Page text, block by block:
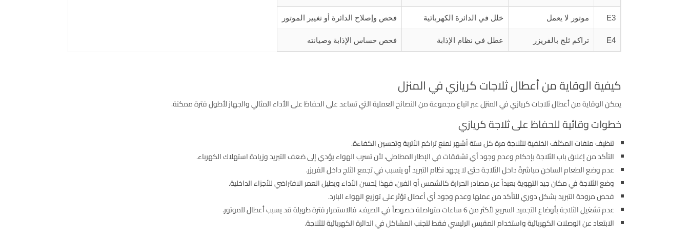
E3 موتور لا يعمل خلل في الدائرة الكهربائية فحص وإصلاح الدائرة أو تغيير الموتور
E4 تراكم ثلج بالفريزر عطل في نظام الإذابة فحص حساس الإذابة وصيانته
كيفية الوقاية من أعطال ثلاجات كريازي في المنزل
يمكن الوقاية من أعطال ثلاجات كريازي في المنزل عبر اتباع مجموعة من النصائح العملية التي تساعد على الحفاظ على الأداء المثالي والجهاز لأطول فترة ممكنة.
خطوات وقائية للحفاظ على ثلاجة كريازي
تنظيف ملفات المكثف الخلفية للثلاجة مرة كل ستة أشهر لمنع تراكم الأتربة وتحسين الكفاءة.
التأكد من إغلاق باب الثلاجة بإحكام وعدم وجود أي تشققات في الإطار المطاطي، لأن تسرب الهواء يؤدي إلى ضعف التبريد وزيادة استهلاك الكهرباء.
عدم وضع الطعام الساخن مباشرةً داخل الثلاجة حتى لا يجهد نظام التبريد أو يتسبب في تجمع الثلج داخل الفريزر.
وضع الثلاجة في مكان جيد التهوية بعيداً عن مصادر الحرارة كالشمس أو الفرن، فهذا يُحسن الأداء ويطيل العمر الافتراضي للأجزاء الداخلية.
فحص مروحة التبريد بشكل دوري للتأكد من عملها وعدم وجود أي أعطال تؤثر على توزيع الهواء البارد.
عدم تشغيل الثلاجة بأوضاع التجميد السريع لأكثر من 6 ساعات متواصلة خصوصاً في الصيف، فالاستمرار فترة طويلة قد يسبب أعطال للموتور.
الابتعاد عن الوصلات الكهربائية واستخدام المقبس الرئيسي فقط لتجنب المشاكل في الدائرة الكهربائية للثلاجة.